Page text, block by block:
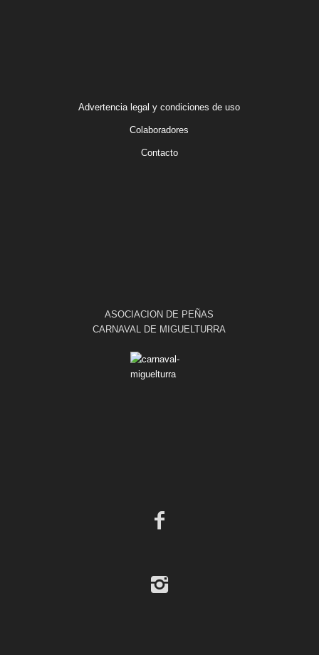
Advertencia legal y condiciones de uso
Colaboradores
Contacto
ASOCIACION DE PEÑAS
CARNAVAL DE MIGUELTURRA